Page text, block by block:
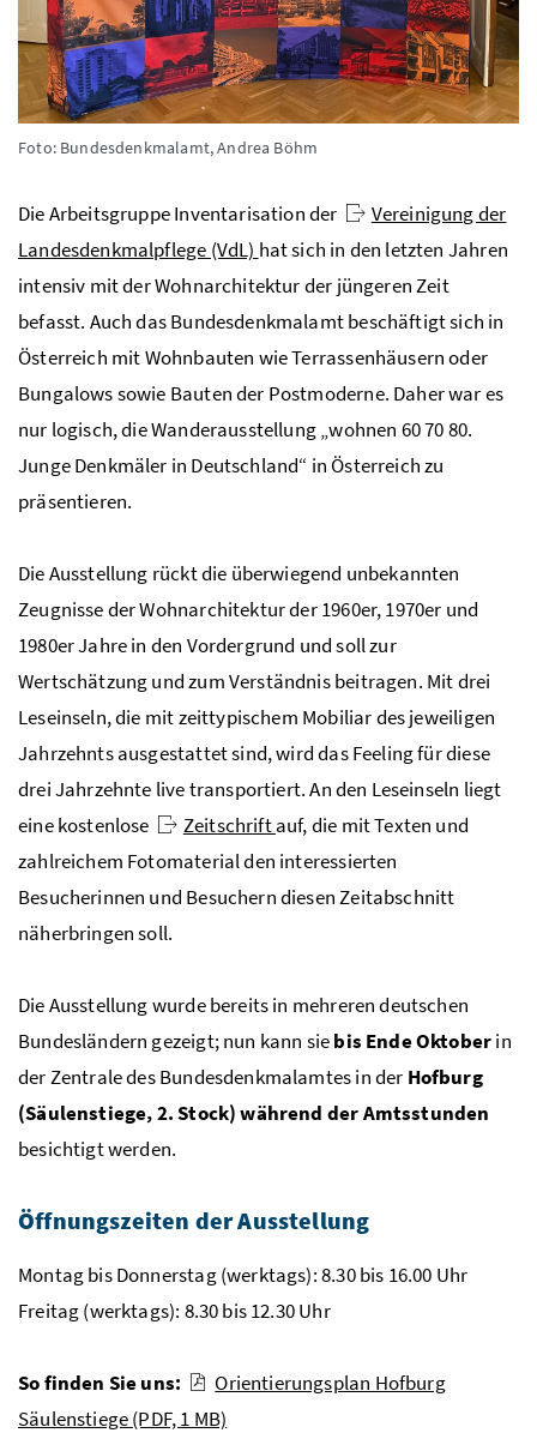
Foto: Bundesdenkmalamt, Andrea Böhm
Die Arbeitsgruppe Inventarisation der
Vereinigung der
Landesdenkmalpflege (VdL) hat sich in den letzten Jahren
intensiv mit der Wohnarchitektur der jüngeren Zeit
befasst. Auch das Bundesdenkmalamt beschäftigt sich in
Österreich mit Wohnbauten wie Terrassenhäusern oder
Bungalows sowie Bauten der Postmoderne. Daher war es
nur logisch, die Wanderausstellung „wohnen 60 70 80.
Junge Denkmäler in Deutschland“ in Österreich zu
präsentieren.
Die Ausstellung rückt die überwiegend unbekannten
Zeugnisse der Wohnarchitektur der 1960er, 1970er und
1980er Jahre in den Vordergrund und soll zur
Wertschätzung und zum Verständnis beitragen. Mit drei
Leseinseln, die mit zeittypischem Mobiliar des jeweiligen
Jahrzehnts ausgestattet sind, wird das Feeling für diese
drei Jahrzehnte live transportiert. An den Leseinseln liegt
eine kostenlose
Zeitschriftauf, die mit Texten und
zahlreichem Fotomaterial den interessierten
Besucherinnen und Besuchern diesen Zeitabschnitt
näherbringen soll.
Die Ausstellung wurde bereits in mehreren deutschen
Bundesländern gezeigt; nun kann siebis Ende Oktoberin
der Zentrale des Bundesdenkmalamtes in der Hofburg
(Säulenstiege, 2. Stock) während der Amtsstunden
besichtigt werden.
Öffnungszeiten der Ausstellung
Montag bis Donnerstag (werktags): 8.30 bis 16.00 Uhr
Freitag (werktags): 8.30 bis 12.30 Uhr
So finden Sie uns:
Orientierungsplan Hofburg
Säulenstiege(PDF, 1 MB)